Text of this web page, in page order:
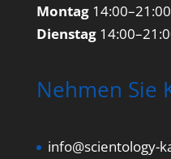
Montag14:00–21:00
Dienstag
Nehmen Sie
info@scientology-